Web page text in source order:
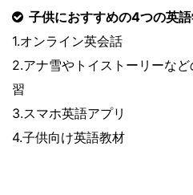
子供におすすめの4つの英
1.オンライン英会話
2.アナ雪やトイストーリーな
習
3.スマホ英語アプリ
4.子供向け英語教材